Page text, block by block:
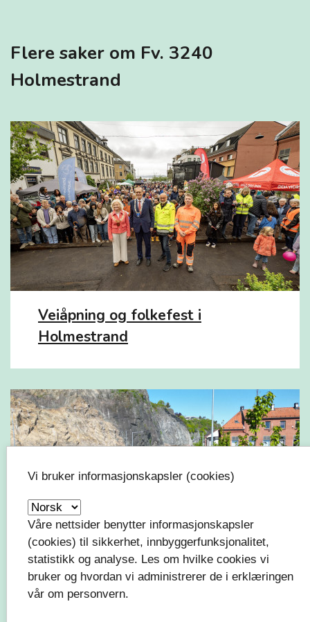
Flere saker om Fv. 3240
Holmestrand
Veiåpning og folkefest i
Holmestrand
Siste innspurt i Holmestrand
Vi bruker informasjonskapsler (cookies)
Våre nettsider benytter informasjonskapsler
(cookies) til sikkerhet, innbyggerfunksjonalitet,
statistikk og analyse. Les om hvilke cookies vi
bruker og hvordan vi administrerer de i erklæringen
vår om personvern.